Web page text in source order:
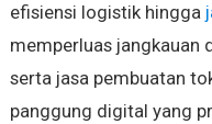
efisiensi logistik hingga
memperluas jangkauan
serta jasa pembuatan
panggung digital yang